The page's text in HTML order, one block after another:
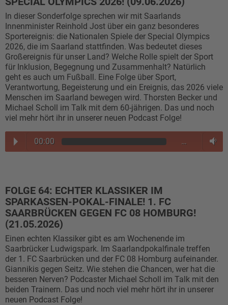
In dieser Sonderfolge sprechen wir mit Saarlands
Innenminister Reinhold Jost über ein ganz besonderes
Sportereignis: die Nationalen Spiele der Special Olympics
2026, die im Saarland stattfinden. Was bedeutet dieses
Großereignis für unser Land? Welche Rolle spielt der Sport
für Inklusion, Begegnung und Zusammenhalt? Natürlich
geht es auch um Fußball. Eine Folge über Sport,
Verantwortung, Begeisterung und ein Ereignis, das 2026 viele
Menschen im Saarland bewegen wird. Thorsten Becker und
Michael Scholl im Talk mit dem 60-jährigen. Das und noch
viel mehr hört ihr in unserer neuen Podcast Folge!
00:00 …
FOLGE 64: ECHTER KLASSIKER IM
SPARKASSEN-POKAL-FINALE! 1. FC
SAARBRÜCKEN GEGEN FC 08 HOMBURG!
(21.05.2026)
Einen echten Klassiker gibt es am Wochenende im
Saarbrücker Ludwigspark. Im Saarlandpokalfinale treffen
der 1. FC Saarbrücken und der FC 08 Homburg aufeinander.
Giannikis gegen Seitz. Wie stehen die Chancen, wer hat die
besseren Nerven? Podcaster Michael Scholl im Talk mit den
beiden Trainern. Das und noch viel mehr hört ihr in unserer
neuen Podcast Folge!